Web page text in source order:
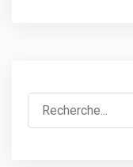
Search
for: